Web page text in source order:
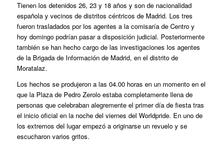
Tienen los detenidos 26, 23 y 18 años y son de nacionalidad
española y vecinos de distritos céntricos de Madrid. Los tres
fueron trasladados por los agentes a la comisaría de Centro y
hoy domingo podrían pasar a disposición judicial. Posteriormente
también se han hecho cargo de las investigaciones los agentes
de la Brigada de Información de Madrid, en el distrito de
Moratalaz.
Los hechos se produjeron a las 04.00 horas en un momento en el
que la Plaza de Pedro Zerolo estaba completamente llena de
personas que celebraban alegremente el primer día de fiesta tras
el inicio oficial en la noche del viernes del Worldpride. En uno de
los extremos del lugar empezó a originarse un revuelo y se
escucharon varios gritos.